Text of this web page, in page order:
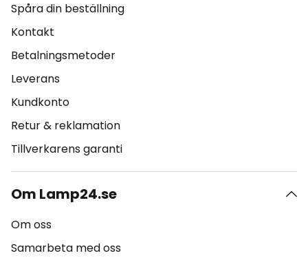
Spåra din beställning
Kontakt
Betalningsmetoder
Leverans
Kundkonto
Retur & reklamation
Tillverkarens garanti
Om Lamp24.se
Om oss
Samarbeta med oss